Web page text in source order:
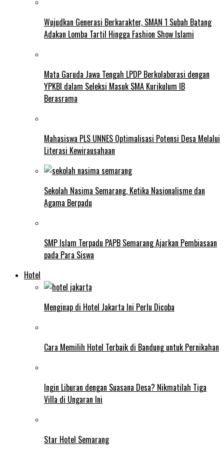
Wujudkan Generasi Berkarakter, SMAN 1 Subah Batang
Adakan Lomba Tartil Hingga Fashion Show Islami
Mata Garuda Jawa Tengah LPDP Berkolaborasi dengan
YPKBI dalam Seleksi Masuk SMA Kurikulum IB
Berasrama
Mahasiswa PLS UNNES Optimalisasi Potensi Desa Melalui
Literasi Kewirausahaan
Sekolah Nasima Semarang, Ketika Nasionalisme dan
Agama Berpadu
SMP Islam Terpadu PAPB Semarang Ajarkan Pembiasaan
pada Para Siswa
Hotel
Menginap di Hotel Jakarta Ini Perlu Dicoba
Cara Memilih Hotel Terbaik di Bandung untuk Pernikahan
Ingin Liburan dengan Suasana Desa? Nikmatilah Tiga
Villa di Ungaran Ini
Star Hotel Semarang